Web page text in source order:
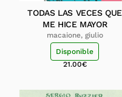
TODAS LAS VECES QUE
ME HICE MAYOR
macaione, giulio
Disponible
21.00€